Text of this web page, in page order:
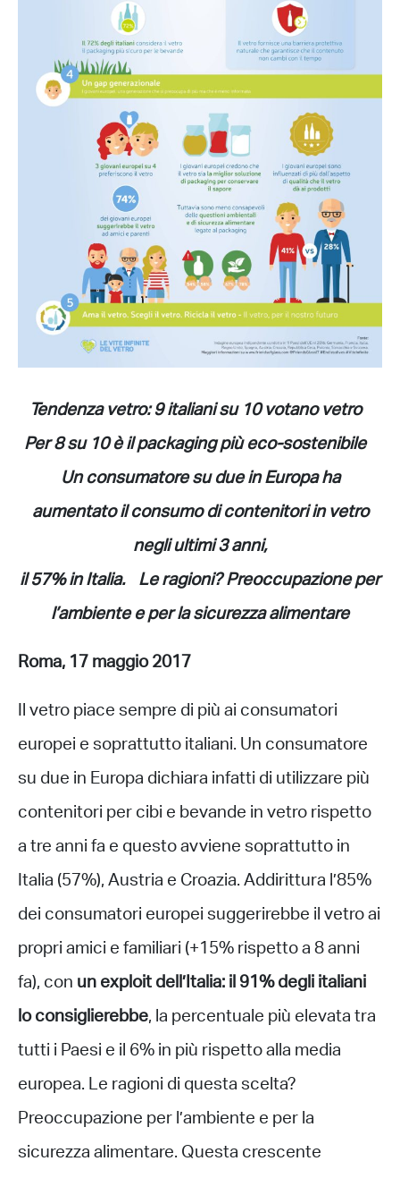
Tendenza vetro: 9 italiani su 10 votano vetro
Per 8 su 10 è il packaging più eco-sostenibile
Un consumatore su due in Europa ha
aumentato il consumo di contenitori in vetro
negli ultimi 3 anni,
il 57% in Italia. Le ragioni? Preoccupazione per
l’ambiente e per la sicurezza alimentare
Roma, 17 maggio 2017
Il vetro piace sempre di più ai consumatori
europei e soprattutto italiani. Un consumatore
su due in Europa dichiara infatti di utilizzare più
contenitori per cibi e bevande in vetro rispetto
a tre anni fa e questo avviene soprattutto in
Italia (57%), Austria e Croazia. Addirittura l’85%
dei consumatori europei suggerirebbe il vetro ai
propri amici e familiari (+15% rispetto a 8 anni
fa), con un exploit dell’Italia: il 91% degli italiani
lo consiglierebbe, la percentuale più elevata tra
tutti i Paesi e il 6% in più rispetto alla media
europea. Le ragioni di questa scelta?
Preoccupazione per l’ambiente e per la
sicurezza alimentare. Questa crescente